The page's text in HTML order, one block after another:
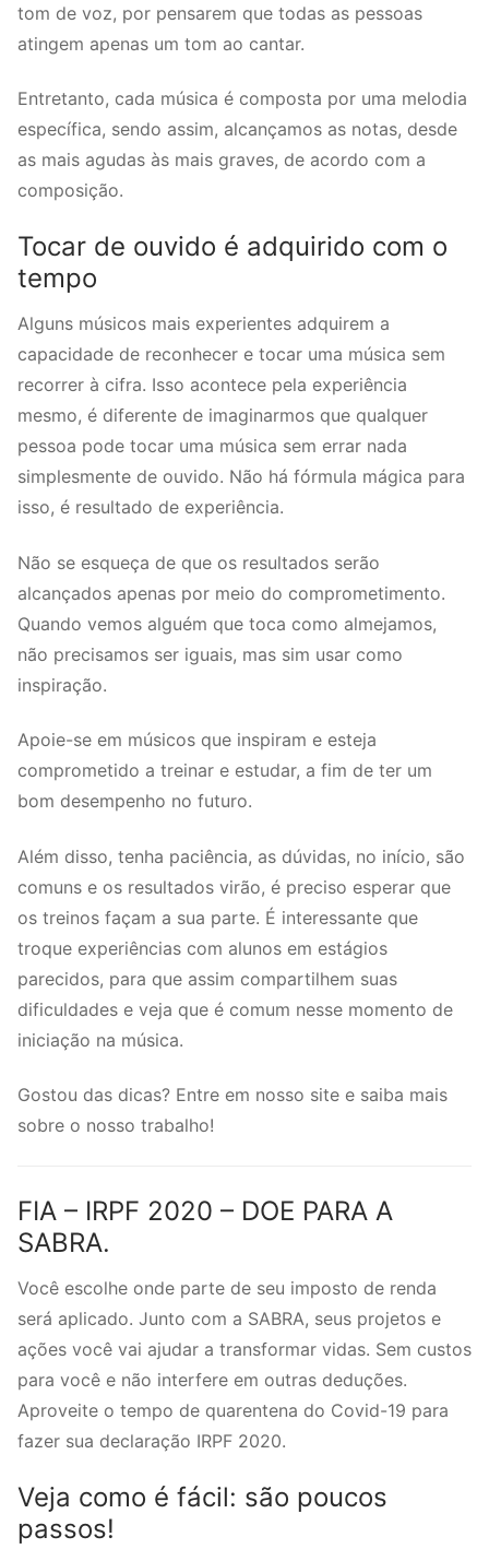
tom de voz, por pensarem que todas as pessoas
atingem apenas um tom ao cantar.
Entretanto, cada música é composta por uma melodia
específica, sendo assim, alcançamos as notas, desde
as mais agudas às mais graves, de acordo com a
composição.
Tocar de ouvido é adquirido com o
tempo
Alguns músicos mais experientes adquirem a
capacidade de reconhecer e tocar uma música sem
recorrer à cifra. Isso acontece pela experiência
mesmo, é diferente de imaginarmos que qualquer
pessoa pode tocar uma música sem errar nada
simplesmente de ouvido. Não há fórmula mágica para
isso, é resultado de experiência.
Não se esqueça de que os resultados serão
alcançados apenas por meio do comprometimento.
Quando vemos alguém que toca como almejamos,
não precisamos ser iguais, mas sim usar como
inspiração.
Apoie-se em músicos que inspiram e esteja
comprometido a treinar e estudar, a fim de ter um
bom desempenho no futuro.
Além disso, tenha paciência, as dúvidas, no início, são
comuns e os resultados virão, é preciso esperar que
os treinos façam a sua parte. É interessante que
troque experiências com alunos em estágios
parecidos, para que assim compartilhem suas
dificuldades e veja que é comum nesse momento de
iniciação na música.
Gostou das dicas? Entre em nosso site e saiba mais
sobre o nosso trabalho!
FIA – IRPF 2020 – DOE PARA A
SABRA.
Você escolhe onde parte de seu imposto de renda
será aplicado. Junto com a SABRA, seus projetos e
ações você vai ajudar a transformar vidas. Sem custos
para você e não interfere em outras deduções.
Aproveite o tempo de quarentena do Covid-19 para
fazer sua declaração IRPF 2020.
Veja como é fácil: são poucos
passos!